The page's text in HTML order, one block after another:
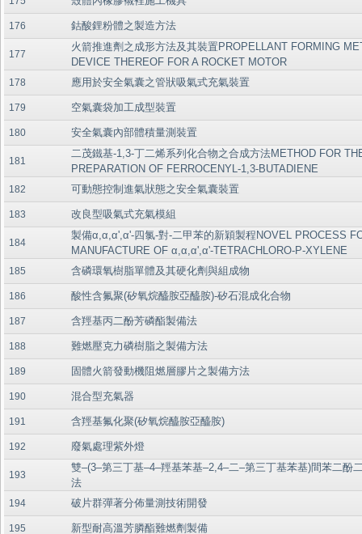
176 鈷酸鋰粉體之製造方法
177
火箭推進劑之成形方法及其裝置PROPELLANT FORMING
DEVICE THEREOF FOR A ROCKET MOTOR
178 應用於安全氣囊之管狀吸氣式充氣裝置
179 空氣囊袋加工成型裝置
180 安全氣囊內部體積量測裝置
181
二茂鐵基-1,3-丁二烯系列化合物之合成方法METHOD FOR
PREPARATION OF FERROCENYL-1,3-BUTADIENE
182 可動態控制進氣狀態之安全氣囊裝置
183 改良型吸氣式充氣模組
184
製備α,α,α',α'-四氯-對-二甲苯的新穎製程NOVEL PROCESS
MANUFACTURE OF α,α,α',α'-TETRACHLORO-P-XYLENE
185 含磷環氧樹脂單體及其硬化劑與組成物
186 酸性含氟聚(矽氧烷醯胺亞醯胺)-矽石混成化合物
187 含羥基丙二酚芳磷酯製備法
188 難燃壓克力磷樹脂之製備方法
189 固體火箭發動機阻燃層膠片之製備方法
190 混合型充氣器
191 含羥基氟化聚(矽氧烷醯胺亞醯胺)
192 廢氣處理紫外燈
193
雙–(3–第三丁基–4–羥基苯基–2,4–二–第三丁基苯基)間苯二酚
法
194 破片群彈著分佈量測技術開發
195 新型耐高溫芳膦酯難燃劑製備